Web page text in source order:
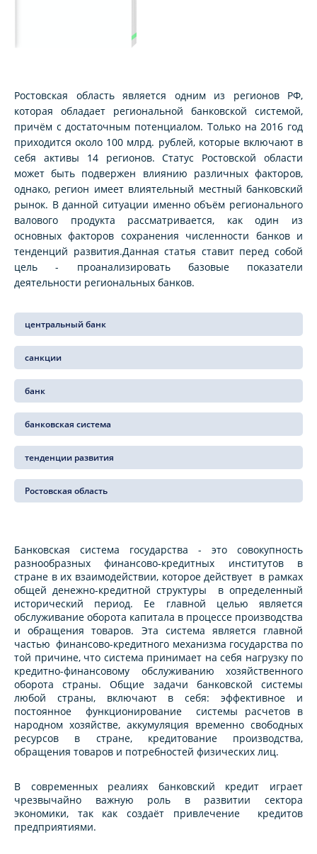
Ростовская область является одним из регионов РФ,
которая обладает региональной банковской системой,
причём с достаточным потенциалом. Только на 2016 год
приходится около 100 млрд. рублей, которые включают в
себя активы 14 регионов. Статус Ростовской области
может быть подвержен влиянию различных факторов,
однако, регион имеет влиятельный местный банковский
рынок. В данной ситуации именно объём регионального
валового продукта рассматривается, как один из
основных факторов сохранения численности банков и
тенденций развития.Данная статья ставит перед собой
цель - проанализировать базовые показатели
деятельности региональных банков.
центральный банк
санкции
банк
банковская система
тенденции развития
Ростовская область
Банковская система государства - это совокупность
разнообразных финансово-кредитных институтов в
стране в их взаимодействии, которое действует в рамках
общей денежно-кредитной структуры в определенный
исторический период. Ее главной целью является
обслуживание оборота капитала в процессе производства
и обращения товаров. Эта система является главной
частью финансово-кредитного механизма государства по
той причине, что система принимает на себя нагрузку по
кредитно-финансовому обслуживанию хозяйственного
оборота страны. Общие задачи банковской системы
любой страны, включают в себя: эффективное и
постоянное функционирование системы расчетов в
народном хозяйстве, аккумуляция временно свободных
ресурсов в стране, кредитование производства,
обращения товаров и потребностей физических лиц.
В современных реалиях банковский кредит играет
чрезвычайно важную роль в развитии сектора
экономики, так как создаёт привлечение кредитов
предприятиями.